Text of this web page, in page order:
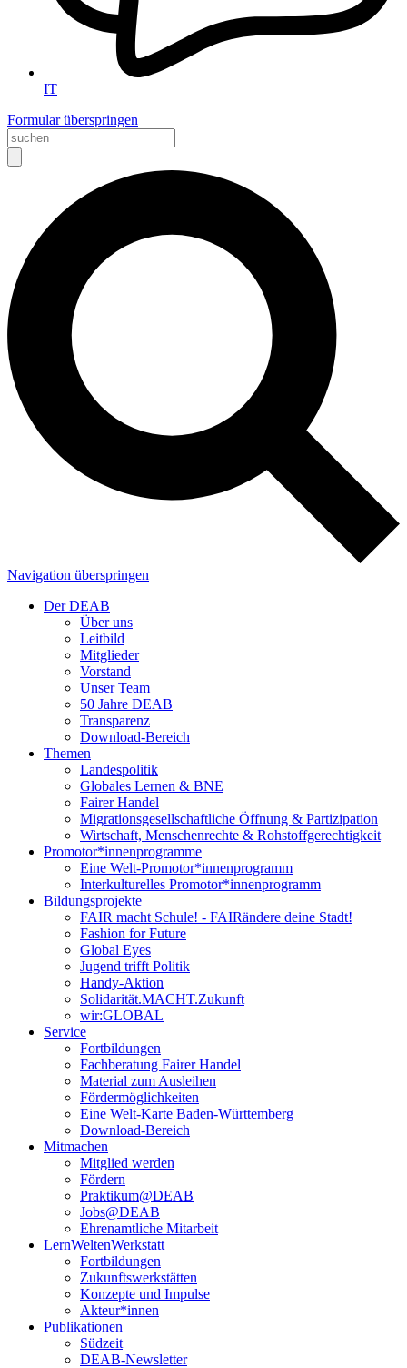
IT
Formular überspringen
Navigation überspringen
Der DEAB
Über uns
Leitbild
Mitglieder
Vorstand
Unser Team
50 Jahre DEAB
Transparenz
Download-Bereich
Themen
Landespolitik
Globales Lernen & BNE
Fairer Handel
Migrationsgesellschaftliche Öffnung & Partizipation
Wirtschaft, Menschenrechte & Rohstoffgerechtigkeit
Promotor*innen­programme
Eine Welt-Promotor*innenprogramm
Interkulturelles Promotor*innenprogramm
Bildungsprojekte
FAIR macht Schule! - FAIRändere deine Stadt!
Fashion for Future
Global Eyes
Jugend trifft Politik
Handy-Aktion
Solidarität.MACHT.Zukunft
wir:GLOBAL
Service
Fortbildungen
Fachberatung Fairer Handel
Material zum Ausleihen
Fördermöglichkeiten
Eine Welt-Karte Baden-Württemberg
Download-Bereich
Mitmachen
Mitglied werden
Fördern
Praktikum@DEAB
Jobs@DEAB
Ehrenamtliche Mitarbeit
LernWeltenWerkstatt
Fortbildungen
Zukunftswerkstätten
Konzepte und Impulse
Akteur*innen
Publikationen
Südzeit
DEAB-Newsletter